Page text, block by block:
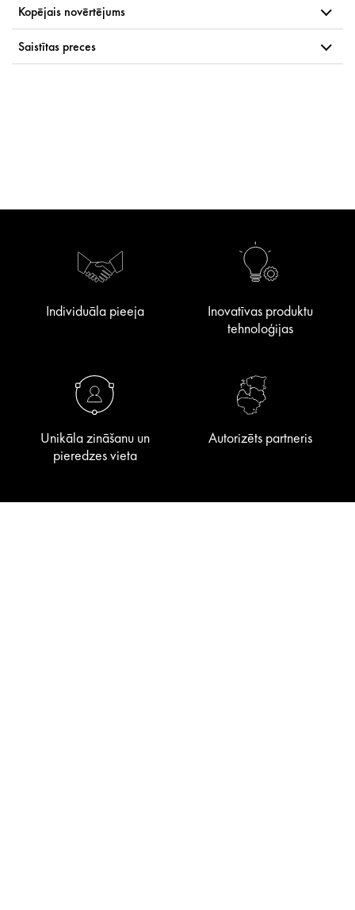
Kopējais novērtējums
Saistītas preces
Individuāla pieeja
Inovatīvas produktu
tehnoloģijas
Unikāla zināšanu un
pieredzes vieta
Autorizēts partneris